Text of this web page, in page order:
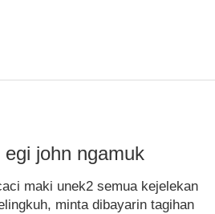
john ngamuk
maki unek2 semua kejelekan
minta dibayarin tagihan